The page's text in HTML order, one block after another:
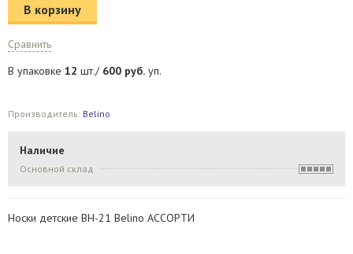
В корзину
Сравнить
В упаковке 12 шт./ 600 руб. уп.
Производитель: Belino
Наличие
Основной склад
Носки детские BH-21 Belino АССОРТИ